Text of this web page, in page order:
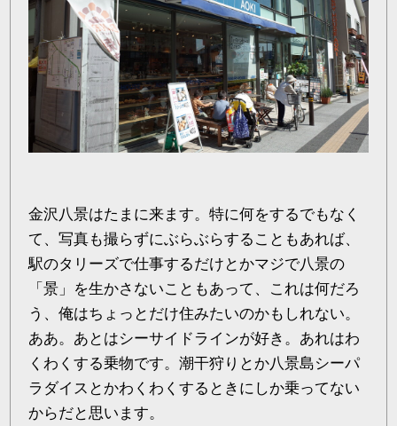
金沢八景はたまに来ます。特に何をするでもなく
て、写真も撮らずにぶらぶらすることもあれば、
駅のタリーズで仕事するだけとかマジで八景の
「景」を生かさないこともあって、これは何だろ
う、俺はちょっとだけ住みたいのかもしれない。
ああ。あとはシーサイドラインが好き。あれはわ
くわくする乗物です。潮干狩りとか八景島シーパ
ラダイスとかわくわくするときにしか乗ってない
からだと思います。